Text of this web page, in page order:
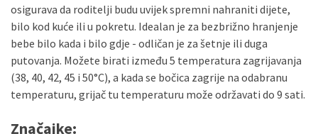
ECC
Discover Jednokratno
osigurava da roditelji budu uvijek spremni nahraniti dijete,
bilo kod kuće ili u pokretu. Idealan je za bezbrižno hranjenje
bebe bilo kada i bilo gdje - odličan je za šetnje ili duga
putovanja. Možete birati između 5 temperatura zagrijavanja
(38, 40, 42, 45 i 50°C), a kada se bočica zagrije na odabranu
temperaturu, grijač tu temperaturu može održavati do 9 sati.
Značajke: